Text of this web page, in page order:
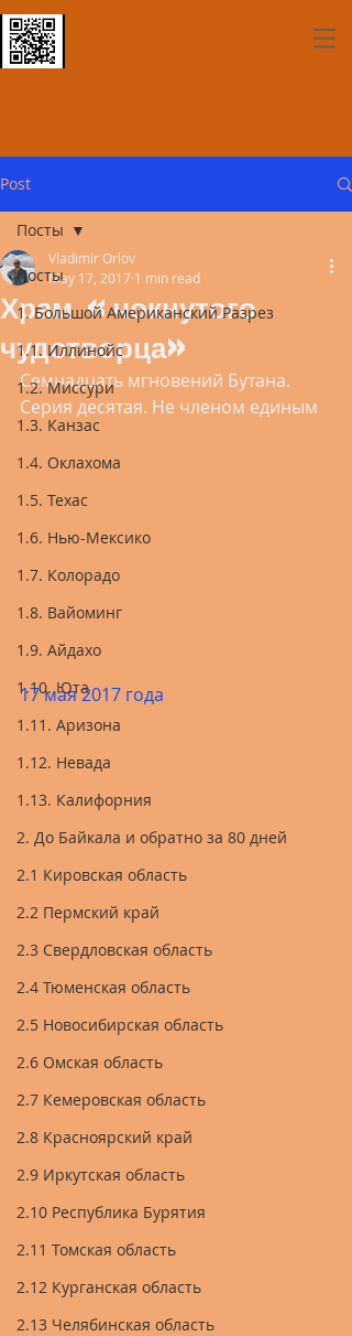
Post
Посты
1. Большой Американский Разрез
1.1. Иллинойс
1.2. Миссури
1.3. Канзас
1.4. Оклахома
1.5. Техас
1.6. Нью-Мексико
1.7. Колорадо
1.8. Вайоминг
1.9. Айдахо
1.10. Юта
1.11. Аризона
1.12. Невада
1.13. Калифорния
2. До Байкала и обратно за 80 дней
2.1 Кировская область
2.2 Пермский край
2.3 Свердловская область
2.4 Тюменская область
2.5 Новосибирская область
2.6 Омская область
2.7 Кемеровская область
2.8 Красноярский край
2.9 Иркутская область
2.10 Республика Бурятия
2.11 Томская область
2.12 Курганская область
2.13 Челябинская область
Посты
Храм «чокнутого
чудотворца»
Vladimir Orlov
May 17, 2017 1 min read
Семнадцать мгновений Бутана.
Серия десятая. Не членом единым
17 мая 2017 года